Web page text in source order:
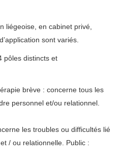
liégeoise, en cabinet privé,
sont variés.
pôles distincts et
brève : concerne tous les
personnel et/ou relationnel.
les troubles ou difficultés lié
/ ou relationnelle. Public :